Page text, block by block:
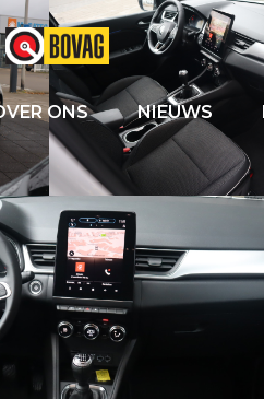
ONS NIEUWS